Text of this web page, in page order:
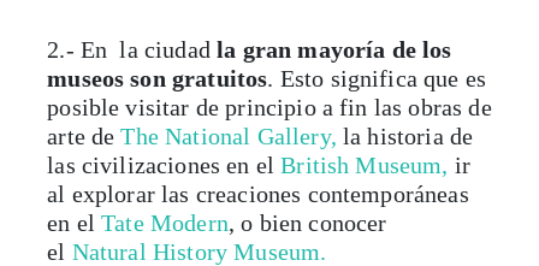
2.- En la ciudadla gran mayoría de los
museos son gratuitos. Esto significa que es
posible visitar de principio a fin las obras de
arte deThe National Gallery, la historia de
las civilizaciones en elBritish Museum, ir
al explorar las creaciones contemporáneas
en elTate Modern, o bien conocer
el Natural History Museum.